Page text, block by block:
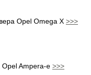
Opel Omega X >>>
Opel Ampera-e >>>